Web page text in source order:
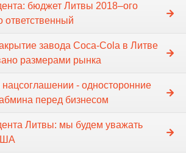
бюджет Литвы 2018–ого
ответственный
завода Coca-Cola в Литве
размерами рынка
нацсоглашении - односторонние
перед бизнесом
Литвы: мы будем уважать